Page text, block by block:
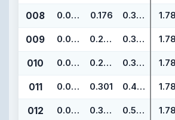
008 0.070 0.176 0.316 1.78
009 0.070 0.208 0.348 1.78
010 0.070 0.239 0.379 1.78
011 0.070 0.301 0.441 1.78
012 0.070 0.364 0.504 1.78